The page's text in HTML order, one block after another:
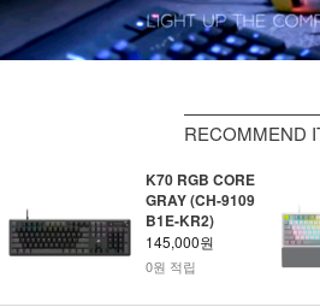
RECOMMEND
K70 RGB CORE
GRAY (CH-9109
B1E-KR2)
145,000원
0원 적립